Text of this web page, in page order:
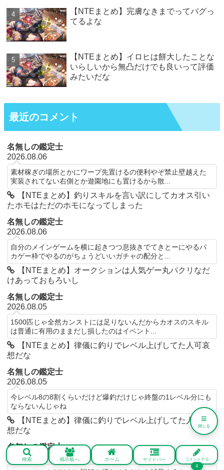
【NTEまとめ】完膚なきまでってバグっ
てるよな
【NTEまとめ】イロヒは餅大したことな
いらしいから無凸だけでも良いって評価
みたいだな
最近のコメント
名無しの鑑定士
2026.08.06
素材稼ぎの場所とかにワープ先置けるの便利やぞ禁止壁越えた
実装されてない右側とか遊園地にも置けるから散...
【NTEまとめ】釣りスキルを言い訳にしてカオス引い
たホモはただのホモになってしまった
名無しの鑑定士
2026.08.06
自分のメインゲームを横に起きつつ息抜きでてきとーにやるバ
カゲー枠でやるのがちょうどいいガチャの配分と...
【NTEまとめ】オークションは人気ゲー丸パクリなだ
けあっておもろいし
名無しの鑑定士
2026.08.05
1500匹じゃ全然カンストには足りないんだからカオスのスキル
は普通に有用のままだし損したのはイベント...
【NTEまとめ】律儀に釣りでレベル上げしてた人可哀
想だな
名無しの鑑定士
2026.08.05
今レベル8の8割くらいだけど爆釣だけじゃ終盤の1レベル分にも
ならないんじゃね
【NTEまとめ】律儀に釣りでレベル上げしてた人可哀
想だな
名無しの鑑定士
2026.08.05
検索 掲示板へ ホーム サイドバー コメントする
4
≡
閉じる